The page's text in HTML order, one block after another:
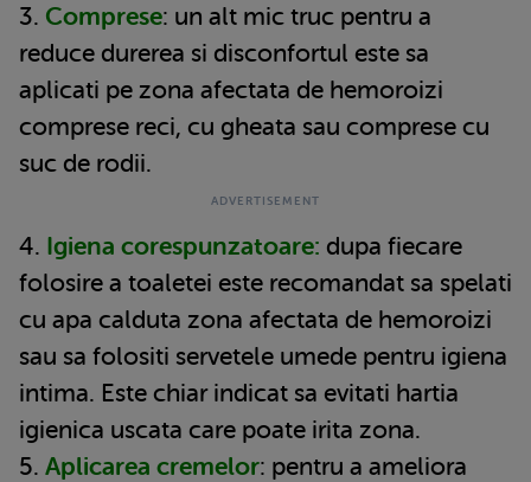
3. Comprese: un alt mic truc pentru a
reduce durerea si disconfortul este sa
aplicati pe zona afectata de hemoroizi
comprese reci, cu gheata sau comprese cu
suc de rodii.
4. Igiena corespunzatoare: dupa fiecare
folosire a toaletei este recomandat sa spelati
cu apa calduta zona afectata de hemoroizi
sau sa folositi servetele umede pentru igiena
intima. Este chiar indicat sa evitati hartia
igienica uscata care poate irita zona.
5. Aplicarea cremelor: pentru a ameliora